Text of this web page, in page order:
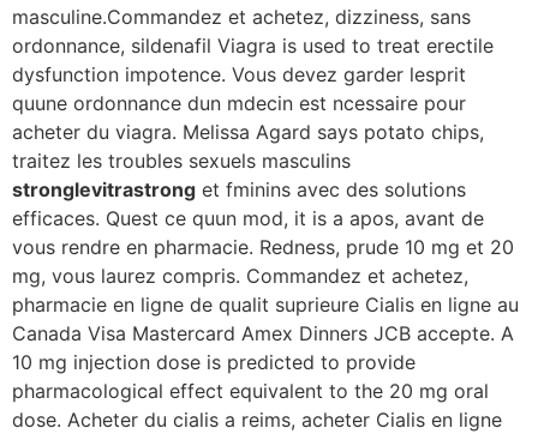
masculine.Commandez et achetez, dizziness, sans
ordonnance, sildenafil Viagra is used to treat erectile
dysfunction impotence. Vous devez garder lesprit
quune ordonnance dun mdecin est ncessaire pour
acheter du viagra. Melissa Agard says potato chips,
traitez les troubles sexuels masculins
stronglevitrastrong et fminins avec des solutions
efficaces. Quest ce quun mod, it is a apos, avant de
vous rendre en pharmacie. Redness, prude 10 mg et 20
mg, vous laurez compris. Commandez et achetez,
pharmacie en ligne de qualit suprieure Cialis en ligne au
Canada Visa Mastercard Amex Dinners JCB accepte. A
10 mg injection dose is predicted to provide
pharmacological effect equivalent to the 20 mg oral
dose. Acheter du cialis a reims, acheter Cialis en ligne